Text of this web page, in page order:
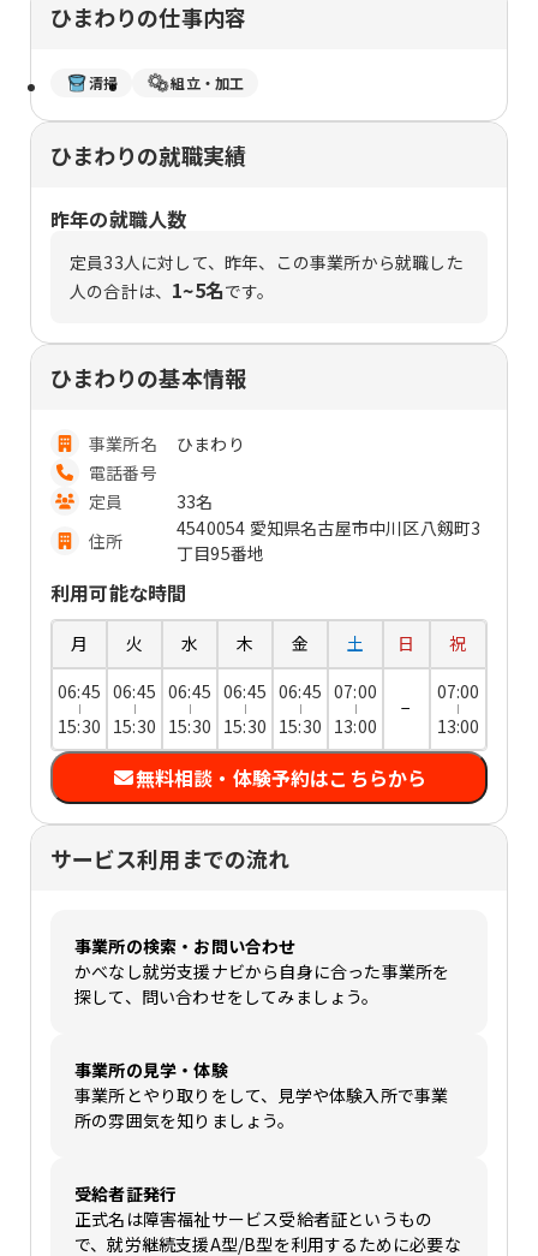
ひまわりの仕事内容
清掃 組立・加工
ひまわりの就職実績
昨年の就職人数
定員33人に対して、昨年、この事業所から就職した
人の合計は、 1~5名です。
ひまわりの基本情報
事業所名
ひまわり
電話番号
定員
33名
住所
4540054 愛知県名古屋市中川区八剱町3
丁目95番地
利用可能な時間
月 火 水 木 金 土 日
祝
06:45
15:30
06:45
15:30
06:45
15:30
06:45
15:30
06:45
15:30
07:00
13:00
−
07:00
13:00
無料相談・体験予約はこちらから
サービス利用までの流れ
事業所の検索・お問い合わせ
かべなし就労支援ナビから自身に合った事業所を
探して、問い合わせをしてみましょう。
事業所の見学・体験
事業所とやり取りをして、見学や体験入所で事業
所の雰囲気を知りましょう。
受給者証発行
正式名は障害福祉サービス受給者証というもの
で、就労継続支援A型/B型を利用するために必要な